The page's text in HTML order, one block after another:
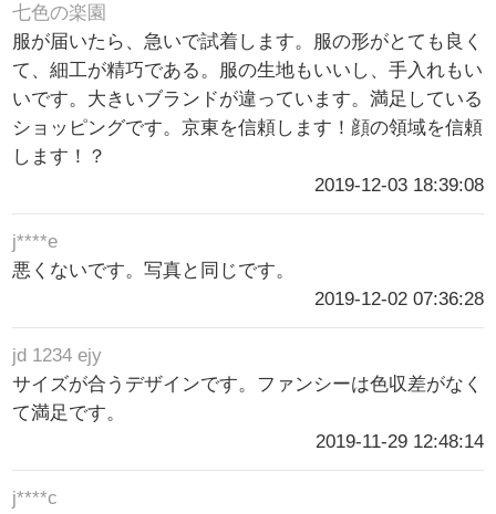
七色の楽園
服が届いたら、急いで試着します。服の形がとても良く
て、細工が精巧である。服の生地もいいし、手入れもい
いです。大きいブランドが違っています。満足している
ショッピングです。京東を信頼します！顔の領域を信頼
します！？
2019-12-03 18:39:08
j****e
悪くないです。写真と同じです。
2019-12-02 07:36:28
jd 1234 ejy
サイズが合うデザインです。ファンシーは色収差がなく
て満足です。
2019-11-29 12:48:14
j****c